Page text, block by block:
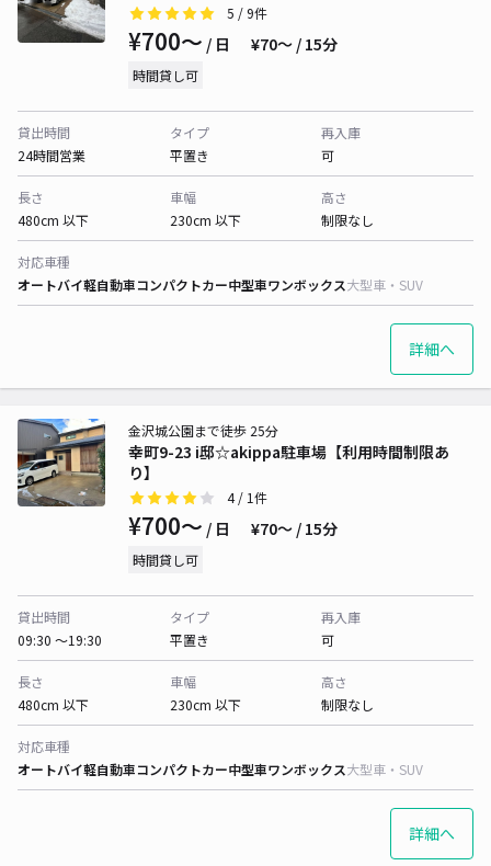
5 / 9件
¥700〜 / 日 ¥70〜 / 15分
時間貸し可
貸出時間
24時間営業
タイプ
平置き
再入庫
可
長さ
480cm 以下
車幅
230cm 以下
高さ
制限なし
対応車種
オートバイ軽自動車コンパクトカー中型車ワンボックス大型車・SUV
詳細へ
幸町9-23 i邸☆akippa駐車場【利用時間制限あ
り】
金沢城公園まで徒歩 25分
4/ 1件
¥700〜 / 日 ¥70〜 / 15分
時間貸し可
貸出時間
09:30 〜19:30
タイプ
平置き
再入庫
可
長さ
480cm 以下
車幅
230cm 以下
高さ
制限なし
対応車種
オートバイ軽自動車コンパクトカー中型車ワンボックス大型車・SUV
詳細へ